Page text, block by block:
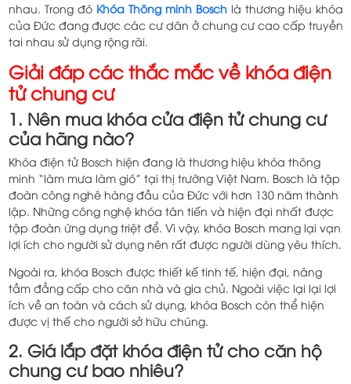
nhau. Trong đó Khóa Thông minh Boschlà thương hiệu khóa
của Đức đang được các cư dân ở chung cư cao cấp truyền
tai nhau sử dụng rộng rãi.
Giải đáp các thắc mắc về khóa điện
tử chung cư
1. Nên mua khóa cửa điện tử chung cư
của hãng nào?
Khóa điện tử Bosch hiện đang là thương hiệu khóa thông
minh “làm mưa làm gió” tại thị trường Việt Nam. Bosch là tập
đoàn công nghê hàng đầu của Đức với hơn 130 năm thành
lập. Những công nghệ khóa tân tiến và hiện đại nhất được
tập đoàn ứng dụng triệt để. Vì vậy, khóa Bosch mang lại vạn
lợi ích cho người sử dụng nên rất được người dùng yêu thích.
Ngoài ra, khóa Bosch được thiết kế tinh tế, hiện đại, nâng
tầm đẳng cấp cho căn nhà và gia chủ. Ngoài việc lại lại lợi
ích về an toàn và cách sử dụng, khóa Bosch còn thể hiện
được vị thế cho người sở hữu chúng.
2. Giá lắp đặt khóa điện tử cho căn hộ
chung cư bao nhiêu?